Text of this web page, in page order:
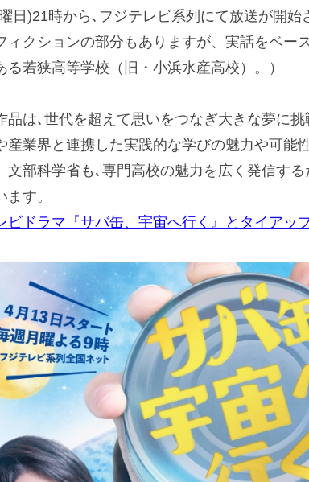
日)21時から､フジテレビ系列にて放送が開始
ィクションの部分もありますが、実話をベー
る若狭高等学校（旧・小浜水産高校）。）
品は､世代を超えて思いをつなぎ大きな夢に
産業界と連携した実践的な学びの魅力や可能
文部科学省も､専門高校の魅力を広く発信す
ます。
ビドラマ『サバ缶、宇宙へ行く』とタイアッ